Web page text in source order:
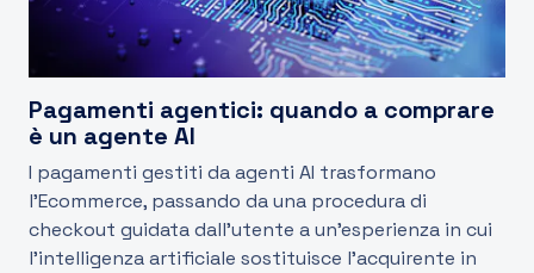
Pagamenti agentici: quando a comprare
è un agente AI
I pagamenti gestiti da agenti AI trasformano
l'Ecommerce, passando da una procedura di
checkout guidata dall’utente a un’esperienza in cui
l'intelligenza artificiale sostituisce l'acquirente in